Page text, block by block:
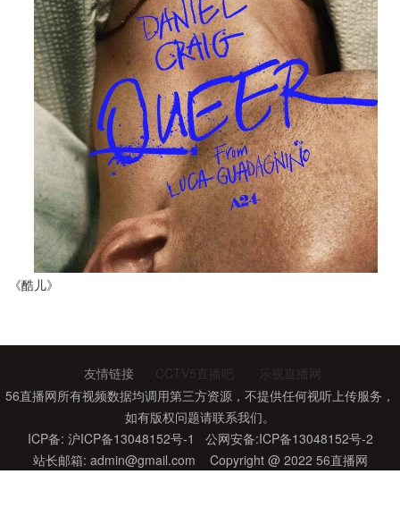
《酷儿》
该片11.27北美小范围上映。贾斯汀·库里茨克斯（《挑战者》）
编剧，故事改编自《赤裸的午餐》作者、小说家威廉·S·巴勒斯的同名
半自传性质小说：1950年代的墨西哥城，40多岁的美国侨民William
Lee身处一个小小的美国人社群，但过着独居生活。而年轻的学生
友情链接 CCTV5直播吧
乐视直播网
56直播网所有视频数据均调用第三方资源，不提供任何视听上传服务，
如有版权问题请联系我们。
ICP备: 沪ICP备13048152号-1 公网安备:ICP备13048152号-2
站长邮箱: admin@gmail.com Copyright @ 2022 56直播网